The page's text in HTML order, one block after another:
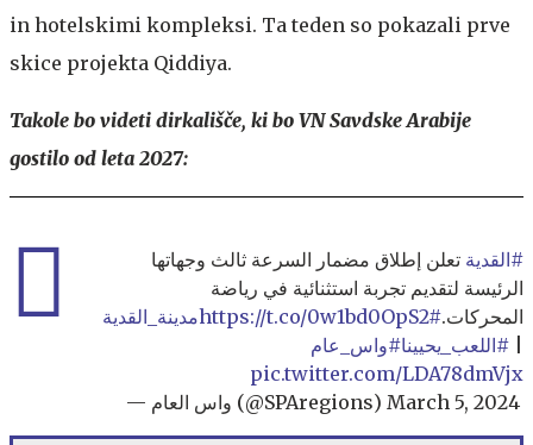
in hotelskimi kompleksi. Ta teden so pokazali prve
skice projekta Qiddiya.
Takole bo videti dirkališče, ki bo VN Savdske Arabije
gostilo od leta 2027:
#القدية تعلن إطلاق مضمار السرعة ثالث وجهاتها
الرئيسة لتقديم تجربة استثنائية في رياضة
المحركات. https://t.co/0w1bd0OpS2#مدينة_القدية
#اللعب_يحيينا#واس_عام
pic.twitter.com/LDA78dmVjx
— واس العام (@SPAregions) March 5, 2024